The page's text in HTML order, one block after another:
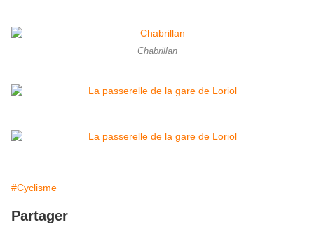
Chabrillan
#Cyclisme
Partager